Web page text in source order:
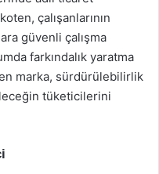
çalışanlarının
güvenli çalışma
farkındalık yaratma
marka, sürdürülebilirlik
tüketicilerini